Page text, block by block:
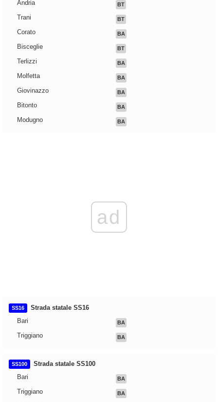
Andria BT
Trani BT
Corato BA
Bisceglie BT
Terlizzi BA
Molfetta BA
Giovinazzo BA
Bitonto BA
Modugno BA
ad
SS16
Strada statale SS16
Bari
BA
Triggiano BA
SS100
Strada statale SS100
Bari
BA
Triggiano BA